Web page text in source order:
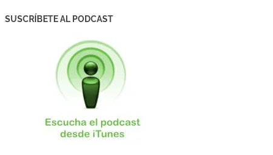
SUSCRÍBETE AL PODCAST